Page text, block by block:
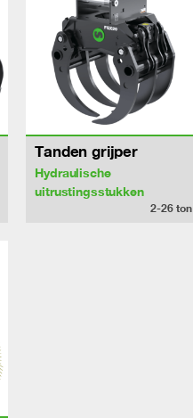
Tanden grijper
Hydraulische
uitrustingsstukken
2-26ton